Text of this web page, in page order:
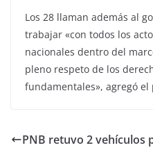
Los 28 llaman además al
trabajar «con todos los
nacionales dentro del
pleno respeto de los
fundamentales», agregó el
PNB retuvo 2 vehículos